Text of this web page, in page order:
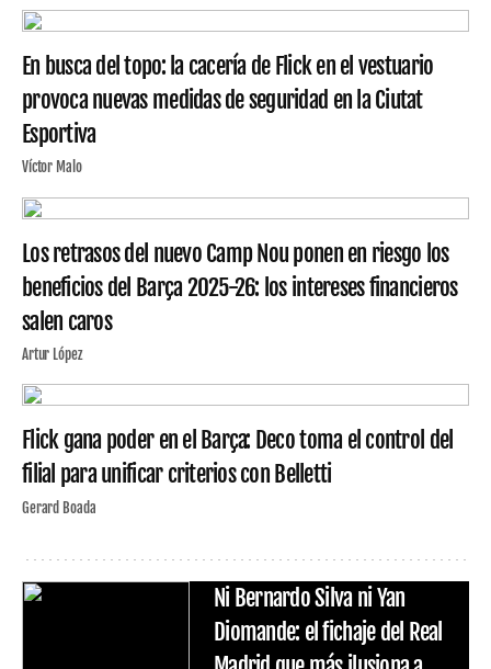
En busca del topo: la cacería de Flick en el vestuario
provoca nuevas medidas de seguridad en la Ciutat
Esportiva
Víctor Malo
Los retrasos del nuevo Camp Nou ponen en riesgo los
beneficios del Barça 2025-26: los intereses financieros
salen caros
Artur López
Flick gana poder en el Barça: Deco toma el control del
filial para unificar criterios con Belletti
Gerard Boada
Ni Bernardo Silva ni Yan
Diomande: el fichaje del Real